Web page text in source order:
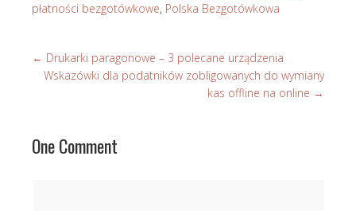
płatności bezgotówkowe, Polska Bezgotówkowa
← Drukarki paragonowe – 3 polecane urządzenia
Wskazówki dla podatników zobligowanych do wymiany
kas offline na online →
One Comment